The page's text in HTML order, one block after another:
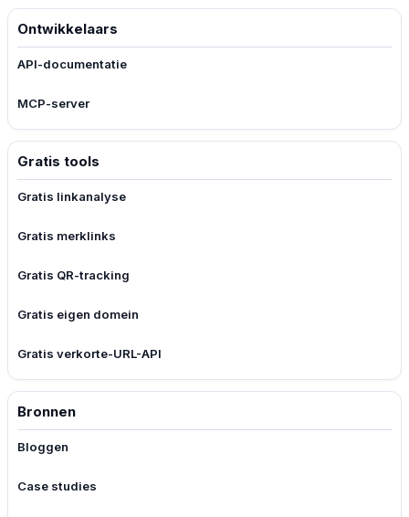
Ontwikkelaars
API-documentatie
MCP-server
Gratis tools
Gratis linkanalyse
Gratis merklinks
Gratis QR-tracking
Gratis eigen domein
Gratis verkorte-URL-API
Bronnen
Bloggen
Case studies